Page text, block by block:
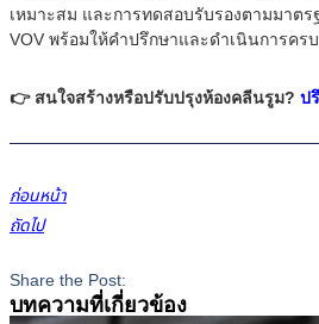
เหมาะสม และการทดสอบรับรองตามมาตร
VOV พร้อมให้คำปรึกษาและดำเนินการคร
👉 สนใจสร้างหรือปรับปรุงห้องคลีนรูม? ป
ก่อนหน้า
ถัดไป
Share the Post:
บทความที่เกี่ยวข้อง